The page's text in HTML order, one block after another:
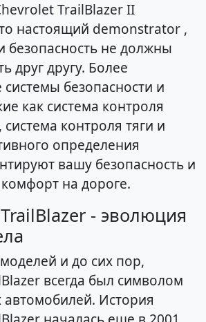
TrailBlazer II
настоящий demonstrator ,
безопасность не должны
друг другу. Более
безопасности и
как система контроля
система контроля тяги и
определения
вашу безопасность и
на дороге.
- эволюция
и до сих пор,
всегда был символом
История